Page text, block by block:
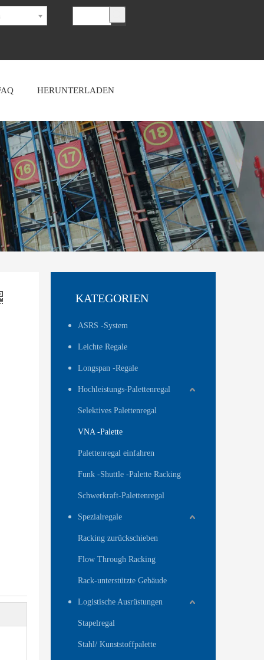
HERUNTERLADEN
KATEGORIEN
ASRS -System
Leichte Regale
Longspan -Regale
Hochleistungs-Palettenregal
Selektives Palettenregal
VNA -Palette
Palettenregal einfahren
Funk -Shuttle -Palette Racking
Schwerkraft-Palettenregal
Spezialregale
Racking zurückschieben
Flow Through Racking
Rack-unterstützte Gebäude
Logistische Ausrüstungen
Stapelregal
Stahl/ Kunststoffpalette